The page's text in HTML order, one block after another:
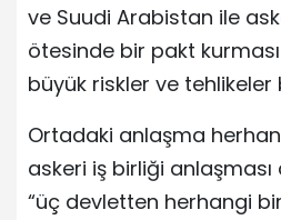
ve Suudi Arabistan ile
ötesinde bir pakt
büyük riskler ve tehlikeler
Ortadaki anlaşma
askeri iş birliği
“üç devletten herhangi